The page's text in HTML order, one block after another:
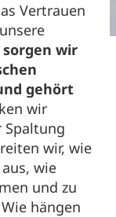
Vertrauen
sorgen wir
gehört
wir
Spaltung
wir, wie
wie
und zu
hängen